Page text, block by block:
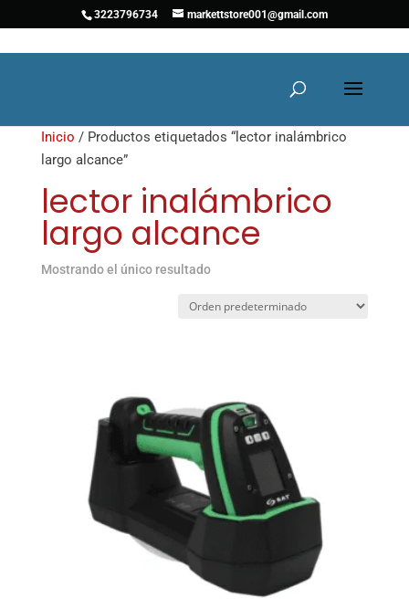
3223796734 markettstore001@gmail.com
Inicio / Productos etiquetados “lector inalámbrico
largo alcance”
lector inalámbrico
largo alcance
Mostrando el único resultado